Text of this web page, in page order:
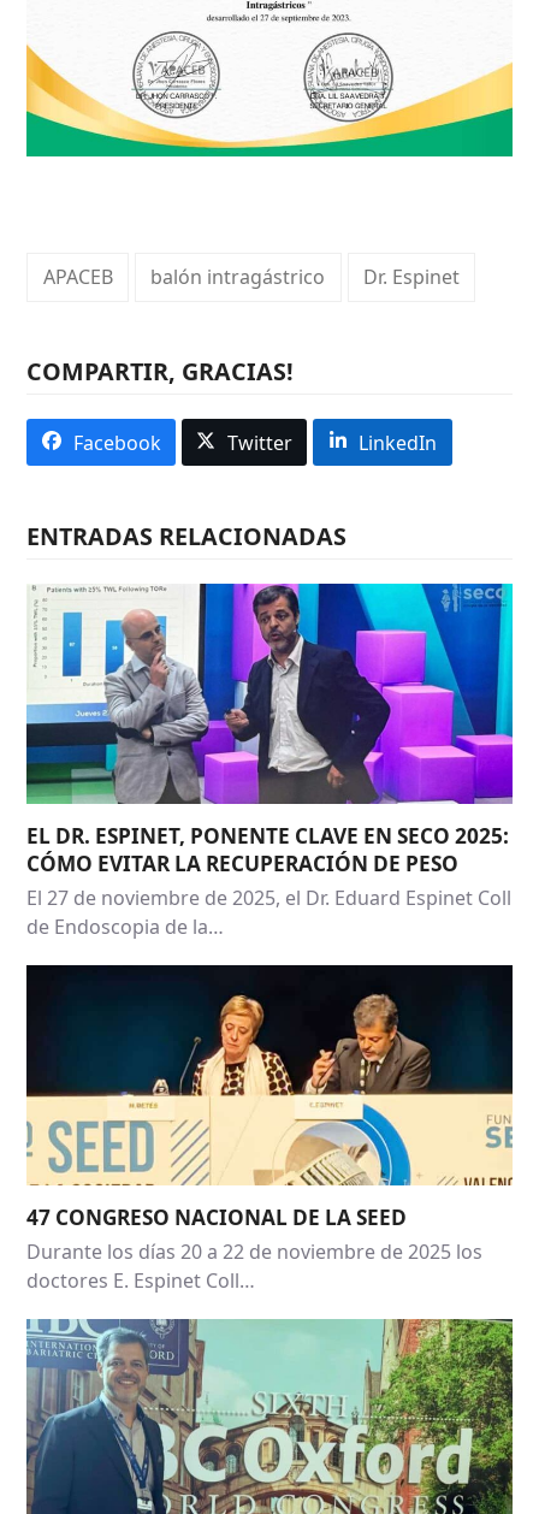
APACEB balón intragástrico Dr. Espinet
COMPARTIR, GRACIAS!
Facebook Twitter LinkedIn
ENTRADAS RELACIONADAS
EL DR. ESPINET, PONENTE CLAVE EN SECO 2025:
CÓMO EVITAR LA RECUPERACIÓN DE PESO
El 27 de noviembre de 2025, el Dr. Eduard Espinet Coll
de Endoscopia de la…
47 CONGRESO NACIONAL DE LA SEED
Durante los días 20 a 22 de noviembre de 2025 los
doctores E. Espinet Coll…